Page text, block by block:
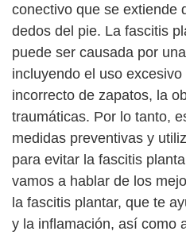
conectivo que se extiende
dedos del pie. La fascitis
puede ser causada por
incluyendo el uso
incorrecto de zapatos, la
traumáticas. Por lo tanto,
medidas preventivas y
para evitar la fascitis
vamos a hablar de los
la fascitis plantar, que te
y la inflamación, así como